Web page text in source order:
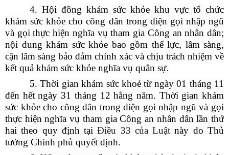
4. Hội đồng khám sức khỏe khu vực tổ chức
khám sức khỏe cho công dân trong diện gọi nhập ngũ
và gọi thực hiện nghĩa vụ tham gia Công an nhân dân;
nội dung khám sức khỏe bao gồm thể lực, lâm sàng,
cận lâm sàng bảo đảm chính xác và chịu trách nhiệm về
kết quả khám sức khỏe nghĩa vụ quân sự.
5. Thời gian khám sức khoẻ từ ngày 01 tháng 11
đến hết ngày 31 tháng 12 hằng năm. Thời gian khám
sức khỏe cho công dân trong diện gọi nhập ngũ và gọi
thực hiện nghĩa vụ tham gia Công an nhân dân lần thứ
hai theo quy định tạiĐiều 33 của Luật này do Thủ
tướng Chính phủ quyết định.